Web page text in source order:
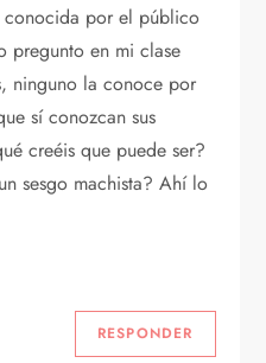
conocida por el público
pregunto en mi clase
ninguno la conoce por
sí conozcan sus
creéis que puede ser?
sesgo machista? Ahí lo
RESPONDER